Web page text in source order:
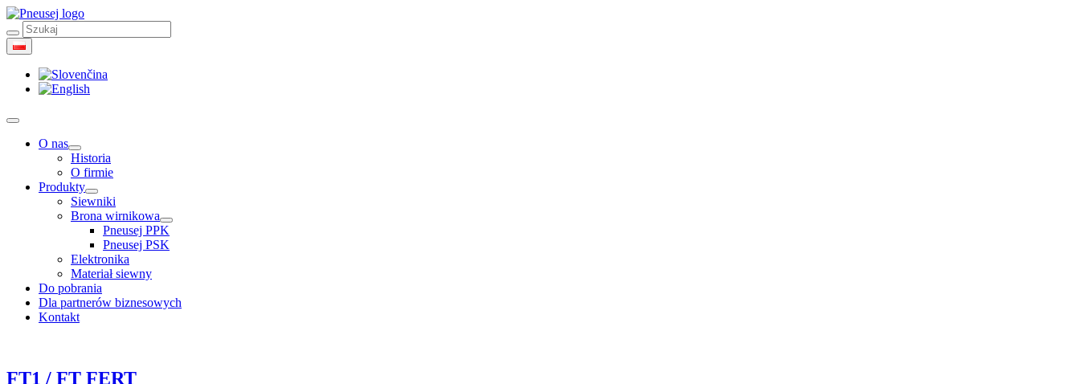
O nas
Historia
O firmie
Produkty
Siewniki
Brona wirnikowa
Pneusej PPK
Pneusej PSK
Elektronika
Materiał siewny
Do pobrania
Dla partnerów biznesowych
Kontakt
FT1 / FT FERT